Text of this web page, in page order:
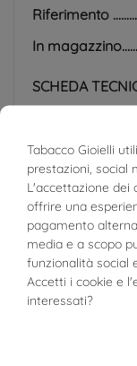
Riferimento
In magazzino
SCHEDA
Larghezza
Spessore
Materiale
Tabacco Gioielli
prestazioni, social
L'accettazione dei
offrire una
pagamento
media e a scopo
funzionalità social
Accetti i cookie e
interessati?